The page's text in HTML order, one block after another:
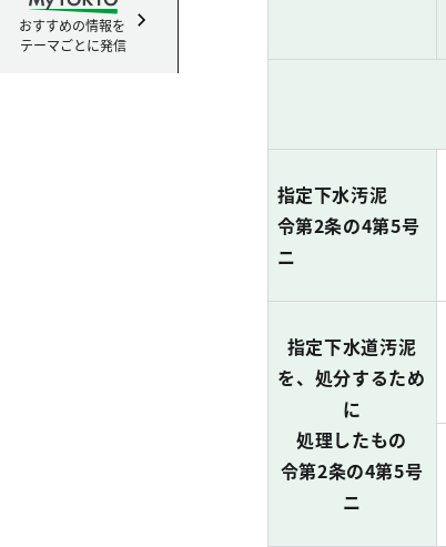
おすすめの情報を
テーマごとに発信
指定下水汚泥
令第2条の4第5号
ニ
指定下水道汚泥
を、処分するため
に
処理したもの
令第2条の4第5号
ニ